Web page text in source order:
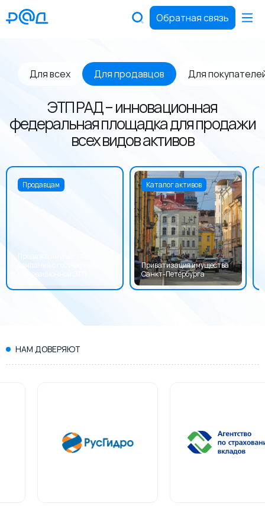
Обратная связь
Для всех Для продавцов Для
ЭТП РАД – инновационная
федеральная площадка для продажи
всех видов активов
Продавцам Каталог активов
Приватизация имущества
Санкт-Петербурга
НАМ ДОВЕРЯЮТ